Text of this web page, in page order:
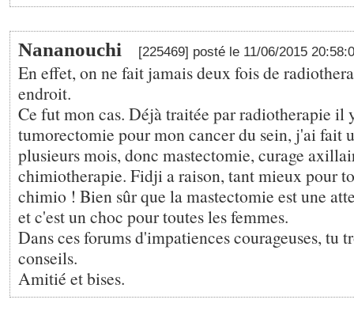
Nananouchi [225469] posté le 11/06/2015
En effet, on ne fait jamais deux fois de
endroit.
Ce fut mon cas. Déjà traitée par radiotherapie il
tumorectomie pour mon cancer du sein, j'ai fait
plusieurs mois, donc mastectomie, curage
chimiotherapie. Fidji a raison, tant mieux pour
chimio ! Bien sûr que la mastectomie est une
et c'est un choc pour toutes les femmes.
Dans ces forums d'impatiences courageuses, tu
conseils.
Amitié et bises.